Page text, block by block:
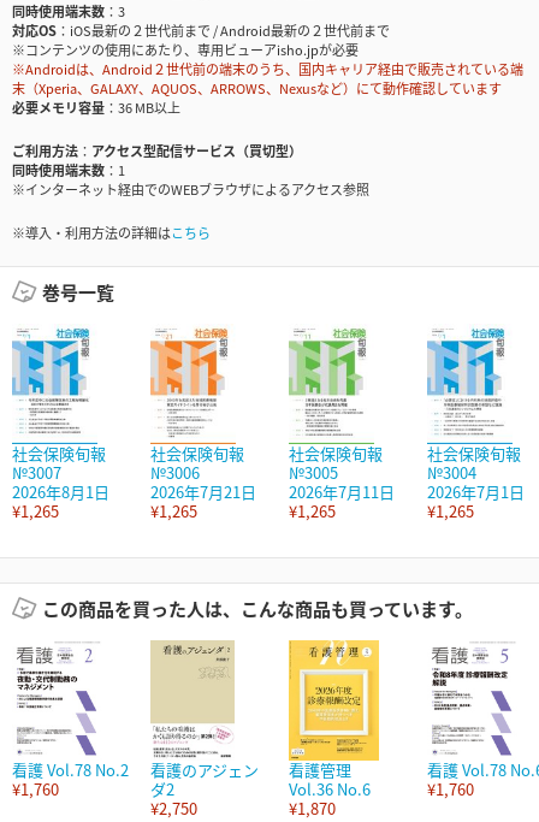
同時使用端末数
3
対応OS
iOS最新の２世代前まで / Android最新の２世代前まで
※コンテンツの使用にあたり、専用ビューアisho.jpが必要
※Androidは、Android２世代前の端末のうち、国内キャリア経由で販売されている端
末（Xperia、GALAXY、AQUOS、ARROWS、Nexusなど）にて動作確認しています
必要メモリ容量
36 MB以上
ご利用方法
アクセス型配信サービス（買切型）
同時使用端末数
1
※インターネット経由でのWEBブラウザによるアクセス参照
※導入・利用方法の詳細はこちら
巻号一覧
社会保険旬報
№3007
2026年8月1日
¥1,265
社会保険旬報
№3006
2026年7月21日
¥1,265
社会保険旬報
№3005
2026年7月11日
¥1,265
社会保険旬報
№3004
2026年7月1日
¥1,265
この商品を買った人は、こんな商品も買っています。
看護 Vol.78 No.2
¥1,760
看護のアジェン
ダ2
¥2,750
看護管理
Vol.36 No.6
¥1,870
看護 Vol.78
¥1,760